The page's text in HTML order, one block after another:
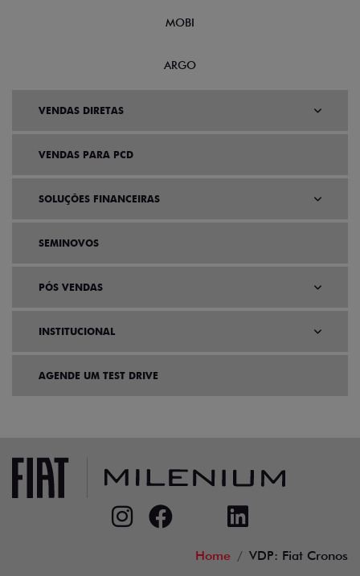
MOBI
ARGO
VENDAS DIRETAS
VENDAS PARA PCD
SOLUÇÕES FINANCEIRAS
SEMINOVOS
PÓS VENDAS
INSTITUCIONAL
AGENDE UM TEST DRIVE
Home VDP: Fiat Cronos